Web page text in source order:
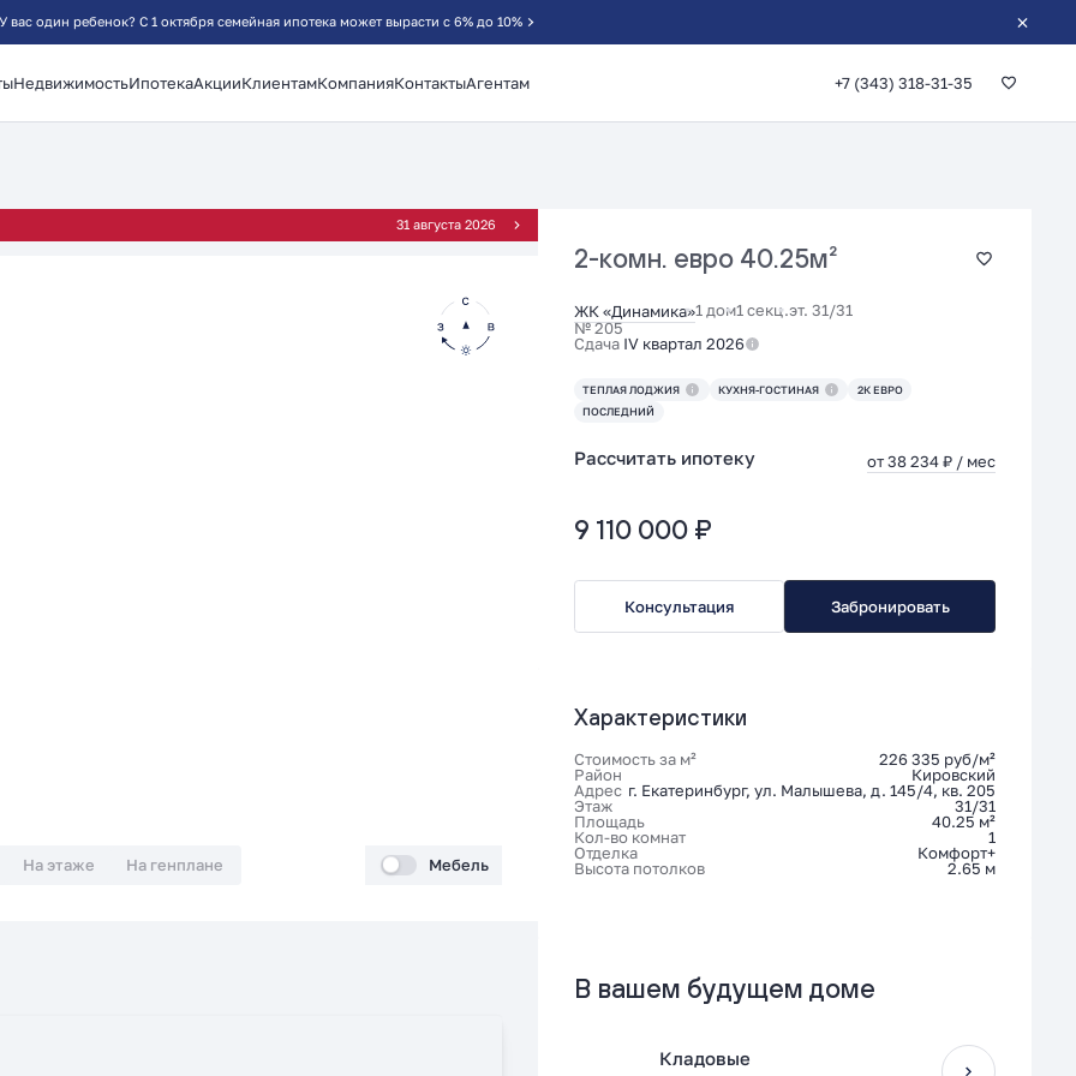
У вас один ребенок? С 1 октября семейная ипотека может вырасти с 6% до 10%
НедвижимостьИпотекаАкцииКлиентамКомпанияКонтактыАгентам +7 (343) 318-31-35
31 августа 2026
На этаже На генплане Мебель
2-комн. евро 40.25м²
ЖК «Динамика»1 дом1 секц.эт. 31/31
№ 205
Сдача IV квартал 2026
ТЕПЛАЯ ЛОДЖИЯ КУХНЯ-ГОСТИНАЯ
2К ЕВРО
ПОСЛЕДНИЙ
Рассчитать ипотеку от 38 234 ₽ / мес
9 110 000 ₽
Консультация Забронировать
Характеристики
Стоимость за м²
226 335 руб/м²
Район
Кировский
Адрес г. Екатеринбург, ул. Малышева, д. 145/4, кв. 205
Этаж
31/31
Площадь
40.25 м²
Кол-во комнат
1
Отделка
Комфорт+
Высота потолков
2.65 м
В вашем будущем доме
Кладовые